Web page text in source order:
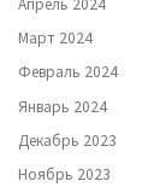
Март 2024
Февраль 2024
Январь 2024
Декабрь 2023
Ноябрь 2023